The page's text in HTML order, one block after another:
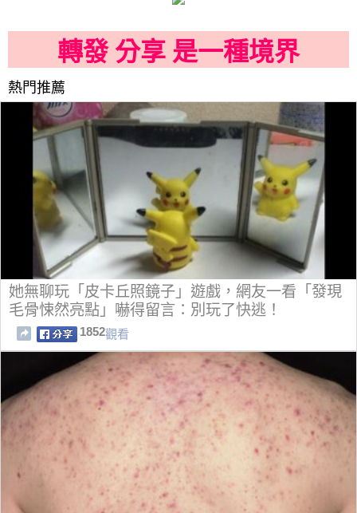
轉發 分享 是一種境界
熱門推薦
她無聊玩「皮卡丘照鏡子」遊戲，網友一看「發現
毛骨悚然亮點」嚇得留言：別玩了快逃！
1852觀看